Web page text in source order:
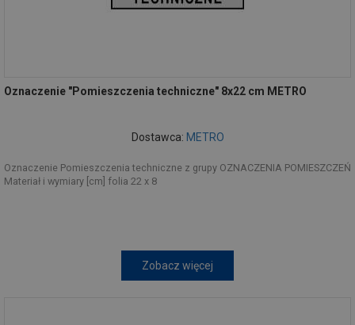
Oznaczenie "Pomieszczenia techniczne" 8x22 cm METRO
Dostawca: METRO
Oznaczenie Pomieszczenia techniczne z grupy OZNACZENIA POMIESZCZEŃ
Materiał i wymiary [cm] folia 22 x 8
Zobacz więcej